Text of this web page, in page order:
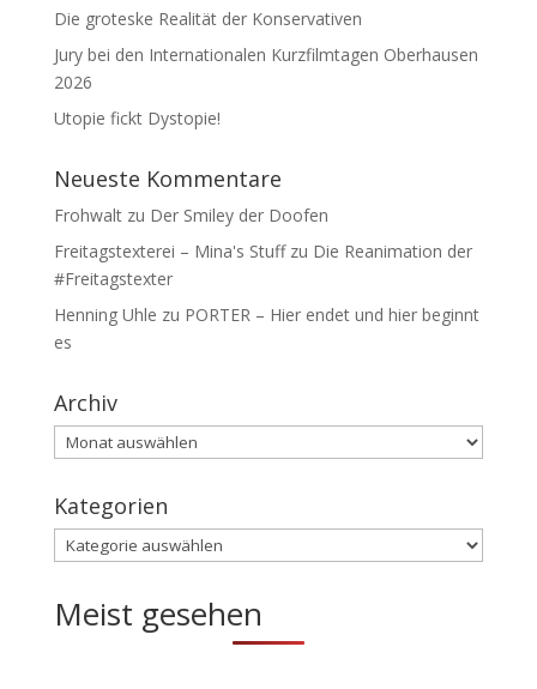
Die groteske Realität der Konservativen
Jury bei den Internationalen Kurzfilmtagen Oberhausen
2026
Utopie fickt Dystopie!
Neueste Kommentare
Frohwaltzu Der Smiley der Doofen
Freitagstexterei – Mina's Stuffzu Die Reanimation der
#Freitagstexter
Henning Uhle zu PORTER – Hier endet und hier beginnt
es
Archiv
Archiv
Kategorien
Kategorien
Meist gesehen